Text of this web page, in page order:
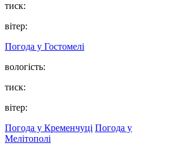
тиск:
вітер:
Погода у Гостомелі
вологість:
тиск:
вітер:
Погода у Кременчуці Погода у
Мелітополі